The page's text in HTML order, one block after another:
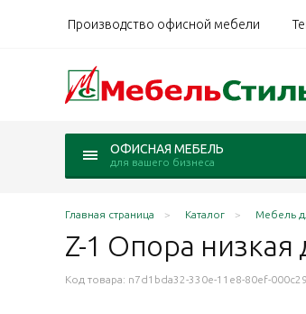
Производство офисной мебели
ОФИСНАЯ МЕБЕЛЬ
для вашего бизнеса
Главная страница Каталог Мебель
Z-1 Опора низкая
Код товара: n7d1bda32-330e-11e8-80ef-